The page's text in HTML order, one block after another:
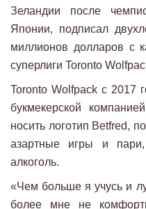
Зеландии после
Японии, подписал
миллионов долларов с
суперлиги Toronto
Toronto Wolfpack с 2017
букмекерской
носить логотип Betfred,
азартные игры и
алкоголь.
«Чем больше я учусь и
более мне не